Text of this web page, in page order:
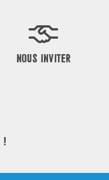
NOUS INVITER
!